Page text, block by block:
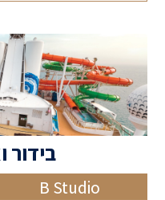
בידור
B Studio